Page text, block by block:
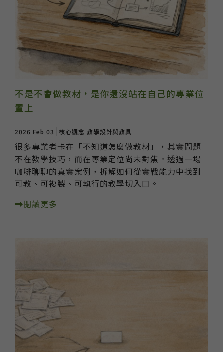
不是不會做教材，是你還沒站在自己的專業位
置上
2026 Feb 03 核心觀念 教學設計與教具
很多專業者卡在「不知道怎麼做教材」，其實問題
不在教學技巧，而在專業定位尚未對焦。透過一場
咖啡聊聊的真實案例，拆解如何從實戰能力中找到
可教、可複製、可執行的教學切入口。
閱讀更多